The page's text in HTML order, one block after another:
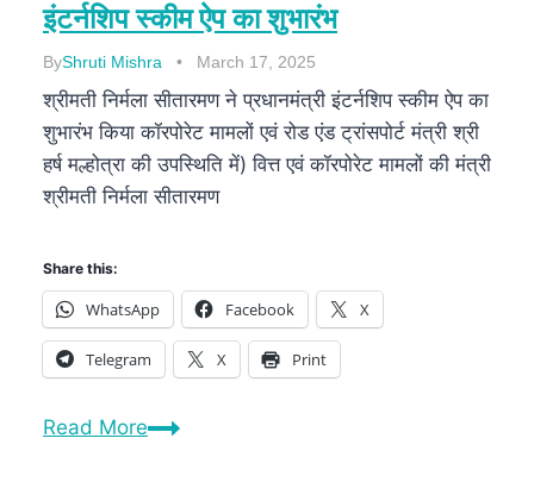
इंटर्नशिप स्कीम ऐप का शुभारंभ
ByShruti Mishra March 17, 2025
श्रीमती निर्मला सीतारमण ने प्रधानमंत्री इंटर्नशिप स्कीम ऐप का
शुभारंभ किया कॉरपोरेट मामलों एवं रोड एंड ट्रांसपोर्ट मंत्री श्री
हर्ष मल्होत्रा की उपस्थिति में) वित्त एवं कॉरपोरेट मामलों की मंत्री
श्रीमती निर्मला सीतारमण
Share this:
WhatsApp Facebook X
Telegram X Print
Read More